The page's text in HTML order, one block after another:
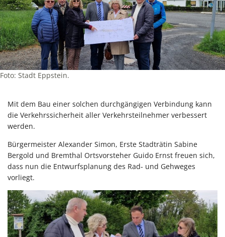
Foto: Stadt Eppstein.
Mit dem Bau einer solchen durchgängigen Verbindung kann
die Verkehrssicherheit aller Verkehrsteilnehmer verbessert
werden.
Bürgermeister Alexander Simon, Erste Stadträtin Sabine
Bergold und Bremthal Ortsvorsteher Guido Ernst freuen sich,
dass nun die Entwurfsplanung des Rad- und Gehweges
vorliegt.